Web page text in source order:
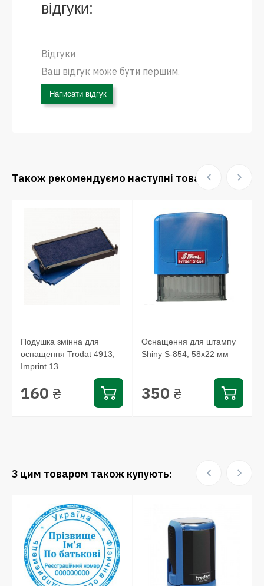
відгуки:
Відгуки
Ваш відгук може бути першим.
Написати відгук
Також рекомендуємо наступні товари:
Подушка змінна для
оснащення Trodat 4913,
Imprint 13
160 ₴
Оснащення для штампу
Shiny S-854, 58х22 мм
350 ₴
З цим товаром також купують: